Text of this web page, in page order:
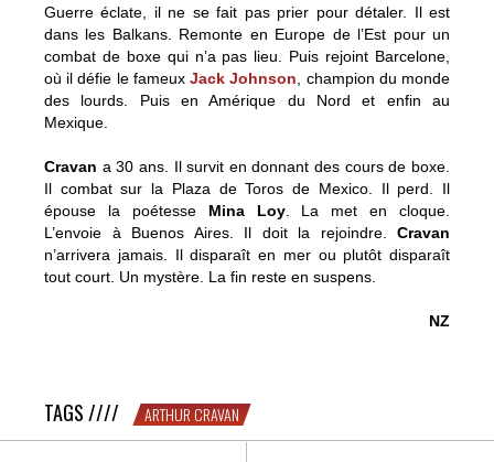
Guerre éclate, il ne se fait pas prier pour détaler. Il est
dans les Balkans. Remonte en Europe de l’Est pour un
combat de boxe qui n’a pas lieu. Puis rejoint Barcelone,
où il défie le fameuxJack Johnson , champion du monde
des lourds. Puis en Amérique du Nord et enfin au
Mexique.
Cravan a 30 ans. Il survit en donnant des cours de boxe.
Il combat sur la Plaza de Toros de Mexico. Il perd. Il
épouse la poétesse Mina Loy. La met en cloque.
L’envoie à Buenos Aires. Il doit la rejoindre. Cravan
n’arrivera jamais. Il disparaît en mer ou plutôt disparaît
tout court. Un mystère. La fin reste en suspens.
NZ
TAGS //// ARTHUR CRAVAN